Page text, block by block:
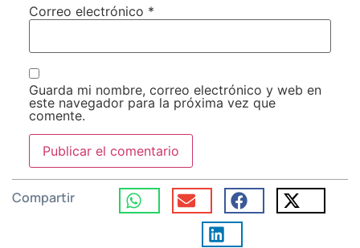
Correo electrónico *
Guarda mi nombre, correo electrónico y web en
este navegador para la próxima vez que
comente.
Compartir